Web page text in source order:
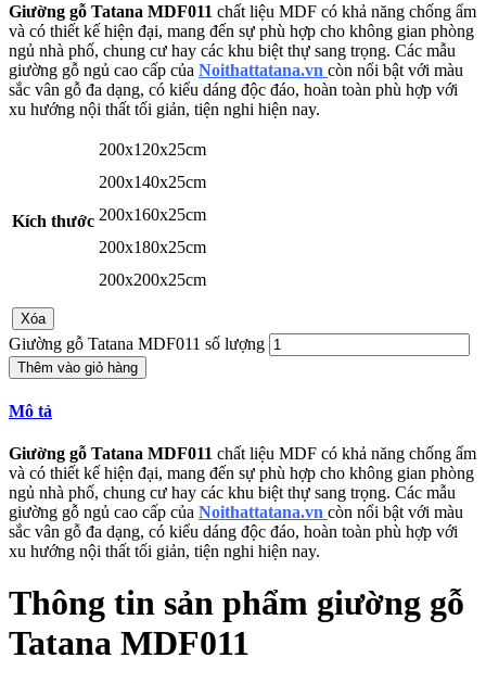
Giường gỗ Tatana MDF011 chất liệu MDF có khả năng chống ẩm
và có thiết kế hiện đại, mang đến sự phù hợp cho không gian phòng
ngủ nhà phố, chung cư hay các khu biệt thự sang trọng. Các mẫu
giường gỗ ngủ cao cấp của Noithattatana.vn còn nổi bật với màu
sắc vân gỗ đa dạng, có kiểu dáng độc đáo, hoàn toàn phù hợp với
xu hướng nội thất tối giản, tiện nghi hiện nay.
Kích thước
200x120x25cm
200x140x25cm
200x160x25cm
200x180x25cm
200x200x25cm
Xóa
Giường gỗ Tatana MDF011 số lượng
Thêm vào giỏ hàng
Mô tả
Giường gỗ Tatana MDF011 chất liệu MDF có khả năng chống ẩm
và có thiết kế hiện đại, mang đến sự phù hợp cho không gian phòng
ngủ nhà phố, chung cư hay các khu biệt thự sang trọng. Các mẫu
giường gỗ ngủ cao cấp của Noithattatana.vn còn nổi bật với màu
sắc vân gỗ đa dạng, có kiểu dáng độc đáo, hoàn toàn phù hợp với
xu hướng nội thất tối giản, tiện nghi hiện nay.
Thông tin sản phẩm giường gỗ
Tatana MDF011